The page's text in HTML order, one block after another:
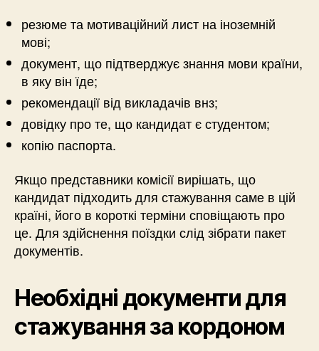
резюме та мотиваційний лист на іноземній
мові;
документ, що підтверджує знання мови країни,
в яку він їде;
рекомендації від викладачів внз;
довідку про те, що кандидат є студентом;
копію паспорта.
Якщо представники комісії вирішать, що
кандидат підходить для стажування саме в цій
країні, його в короткі терміни сповіщають про
це. Для здійснення поїздки слід зібрати пакет
документів.
Необхідні документи для
стажування за кордоном